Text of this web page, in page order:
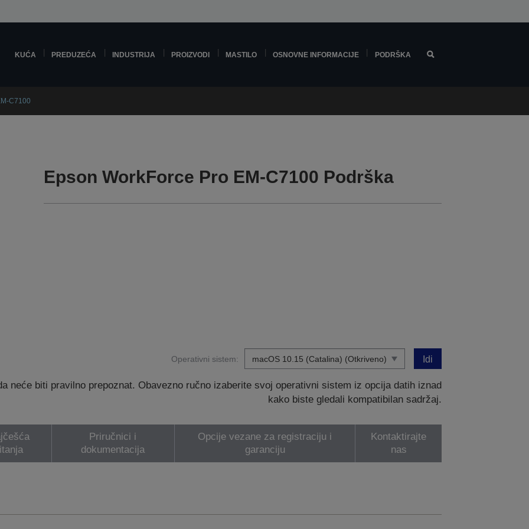
KUĆA PREDUZEĆA INDUSTRIJA PROIZVODI MASTILO OSNOVNE INFORMACIJE PODRŠKA
C7100
Epson WorkForce Pro EM-C7100 Podrška
Operativni sistem: Idi
neće biti pravilno prepoznat. Obavezno ručno izaberite svoj operativni sistem iz opcija datih iznad
kako biste gledali kompatibilan sadržaj.
Priručnici i
dokumentacija
Opcije vezane za registraciju i
garanciju
Kontaktirajte
nas